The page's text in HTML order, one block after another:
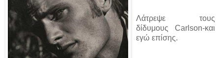
Λάτρεψε τους
δίδυμους Carlson-και
εγώ επίσης.